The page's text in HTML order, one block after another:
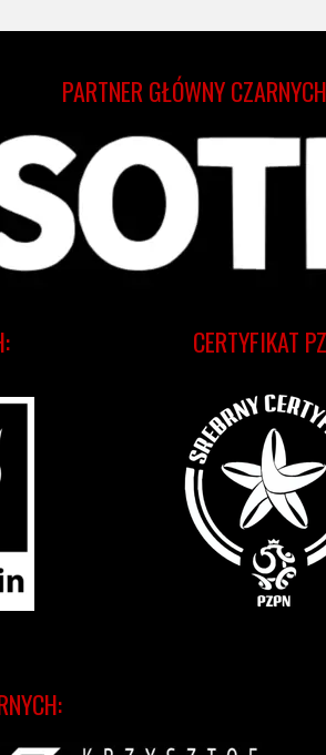
CERTYFIKAT
PARTNER GŁÓWNY